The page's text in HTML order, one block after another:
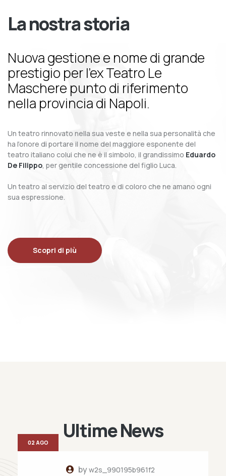
La nostra storia
Nuova gestione e nome di grande
prestigio per l’ex Teatro Le
Maschere punto di riferimento
nella provincia di Napoli.
Un teatro rinnovato nella sua veste e nella sua personalità che
ha l’onore di portare il nome del maggiore esponente del
teatro italiano colui che ne è il simbolo, il grandissimo Eduardo
De Filippo, per gentile concessione del figlio Luca.
Un teatro al servizio del teatro e di coloro che ne amano ogni
sua espressione.
Scopri di più
Ultime News
byw2s_990195b961f2
02 AGO